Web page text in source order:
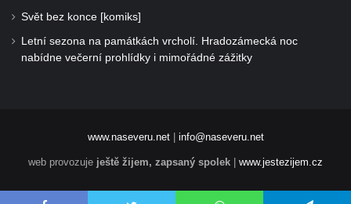
Svět bez konce [komiks]
Letní sezona na památkách vrcholí. Hradozámecká noc
nabídne večerní prohlídky i mimořádné zážitky
www.naseveru.net| info@naseveru.net
web provozuje ještě žijem, zapsaný spolek www.jestezijem.cz